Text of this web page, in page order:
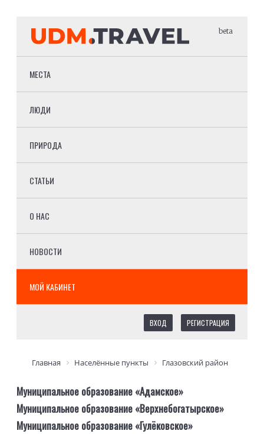
beta
МЕСТА
ЛЮДИ
ПРИРОДА
СТАТЬИ
О НАС
НОВОСТИ
МОЙ КАБИНЕТ
ВХОД РЕГИСТРАЦИЯ
Главная Населённые пункты Глазовский район
Муниципальное образование «Адамское»
Муниципальное образование «Верхнебогатырское»
Муниципальное образование «Гулёковское»